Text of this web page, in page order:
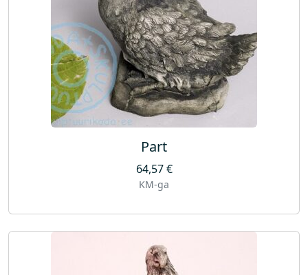
Part
64,57€
KM-ga